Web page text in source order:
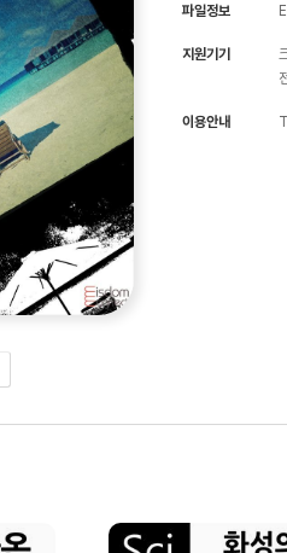
파일정보
지원기기
이용안내